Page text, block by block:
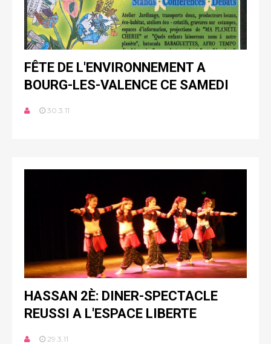
FÊTE DE L'ENVIRONNEMENT A
BOURG-LES-VALENCE CE SAMEDI
30.3.11
HASSAN 2È: DINER-SPECTACLE
REUSSI A L'ESPACE LIBERTE
29.3.11